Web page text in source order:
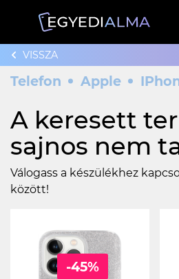
VISSZA
Telefon Apple
A keresett
sajnos nem
Válogass a készülékhez
között!
-45%